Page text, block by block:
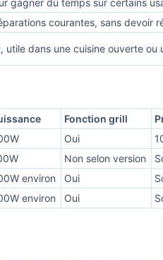
gagner du temps sur certains
courantes, sans devoir
utile dans une cuisine ouverte ou
Fonction grill
Oui
Non selon version
environ Oui
environ Oui